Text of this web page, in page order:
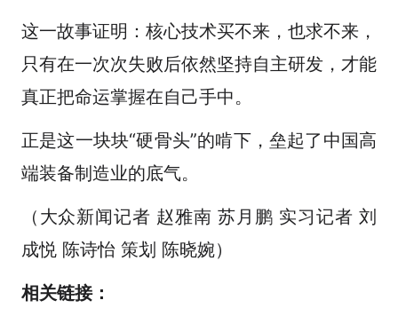
这一故事证明：核心技术买不来，也求不来，
只有在一次次失败后依然坚持自主研发，才能
真正把命运掌握在自己手中。
正是这一块块“硬骨头”的啃下，垒起了中国高
端装备制造业的底气。
（大众新闻记者 赵雅南 苏月鹏 实习记者 刘
成悦 陈诗怡 策划 陈晓婉）
相关链接：